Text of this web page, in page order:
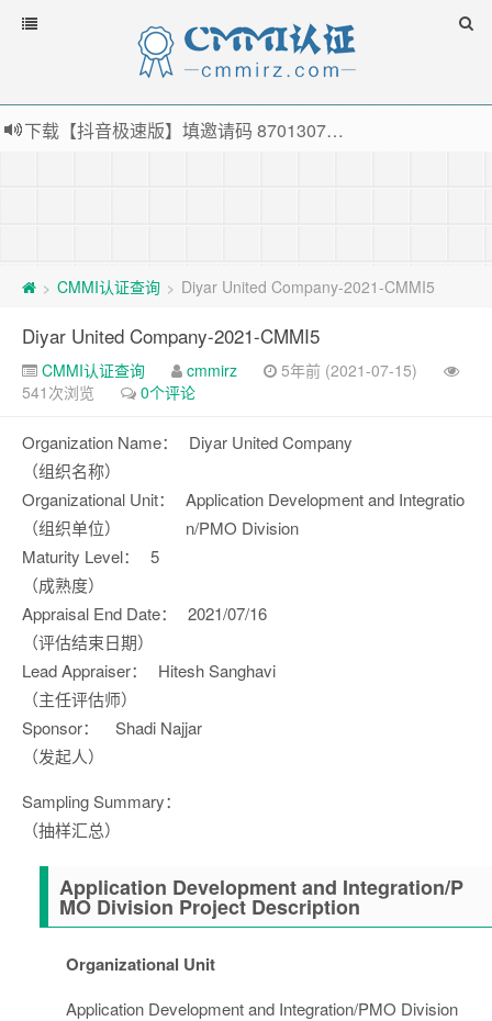
下载【抖音极速版】填邀请码 870130746 即可领38元红包，可立即支付宝提现！！
> CMMI认证查询 > Diyar United Company-2021-CMMI5
Diyar United Company-2021-CMMI5
CMMI认证查询 cmmirz
5年前 (2021-07-15)
541次浏览
0个评论
Organization Name：
（组织名称）
Diyar United Company
Organizational Unit：
（组织单位）
Application Development and Integratio
n/PMO Division
Maturity Level：
（成熟度）
5
Appraisal End Date：
（评估结束日期）
2021/07/16
Lead Appraiser：
（主任评估师）
Hitesh Sanghavi
Sponsor：
（发起人）
Shadi Najjar
Sampling Summary：
（抽样汇总）
Application Development and Integration/P
MO Division Project Description
Organizational Unit
Application Development and Integration/PMO Division